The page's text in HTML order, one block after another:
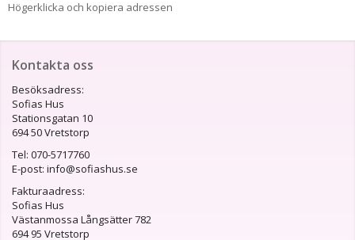
Högerklicka och kopiera adressen
Kontakta oss
Besöksadress:
Sofias Hus
Stationsgatan 10
694 50 Vretstorp
Tel: 070-5717760
E-post: info@sofiashus.se
Fakturaadress:
Sofias Hus
Västanmossa Långsätter 782
694 95 Vretstorp